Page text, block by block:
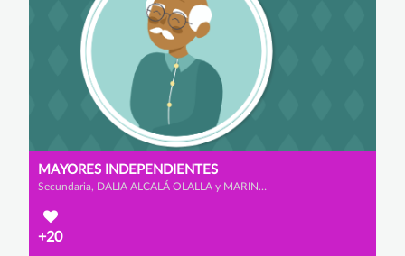
MAYORES INDEPENDIENTES
Secundaria, DALIA ALCALÁ OLALLA y MARINA ALONSO FERNÁNDEZ
+20